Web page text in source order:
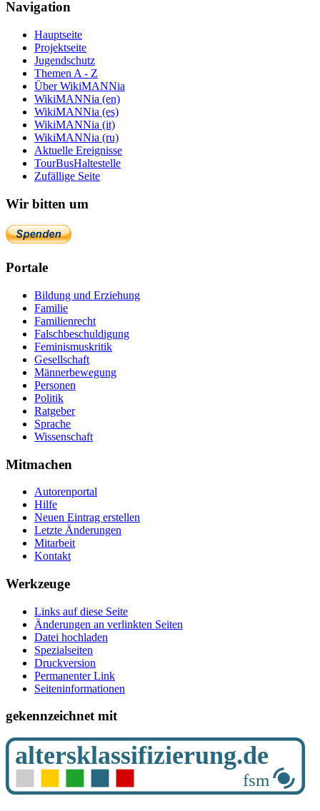
Navigation
Hauptseite
Projektseite
Jugendschutz
Themen A - Z
Über WikiMANNia
WikiMANNia (en)
WikiMANNia (es)
WikiMANNia (it)
WikiMANNia (ru)
Aktuelle Ereignisse
TourBusHaltestelle
Zufällige Seite
Wir bitten um
Portale
Bildung und Erziehung
Familie
Familienrecht
Falschbeschuldigung
Feminismuskritik
Gesellschaft
Männerbewegung
Personen
Politik
Ratgeber
Sprache
Wissenschaft
Mitmachen
Autorenportal
Hilfe
Neuen Eintrag erstellen
Letzte Änderungen
Mitarbeit
Kontakt
Werkzeuge
Links auf diese Seite
Änderungen an verlinkten Seiten
Datei hochladen
Spezialseiten
Druckversion
Permanenter Link
Seiten­­informationen
gekennzeichnet mit